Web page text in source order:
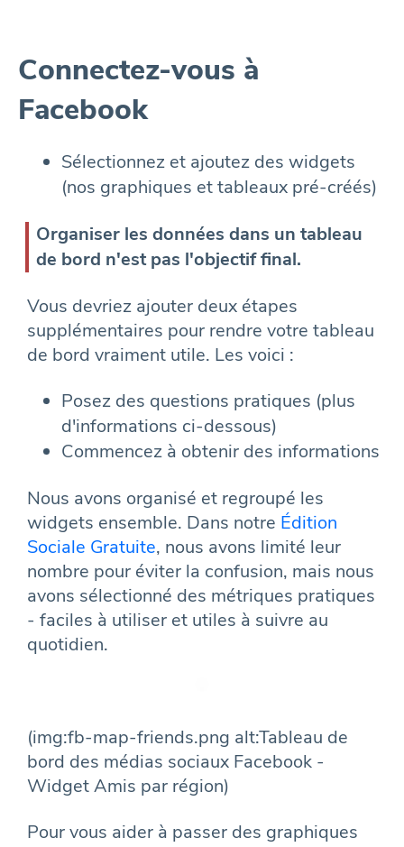
Connectez-vous à
Facebook
Sélectionnez et ajoutez des widgets
(nos graphiques et tableaux pré-créés)
Organiser les données dans un tableau
de bord n'est pas l'objectif final.
Vous devriez ajouter deux étapes
supplémentaires pour rendre votre tableau
de bord vraiment utile. Les voici :
Posez des questions pratiques (plus
d'informations ci-dessous)
Commencez à obtenir des informations
Nous avons organisé et regroupé les
widgets ensemble. Dans notre Édition
Sociale Gratuite, nous avons limité leur
nombre pour éviter la confusion, mais nous
avons sélectionné des métriques pratiques
- faciles à utiliser et utiles à suivre au
quotidien.
(img:fb-map-friends.png alt:Tableau de
bord des médias sociaux Facebook -
Widget Amis par région)
Pour vous aider à passer des graphiques